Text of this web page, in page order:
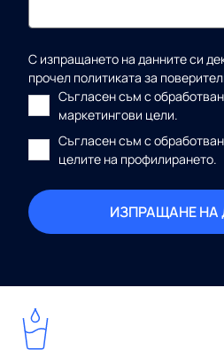
С изпращането на данните си
прочел политиката за
Съгласен съм с
маркетингови цели.
Съгласен съм с
целите на профилирането.